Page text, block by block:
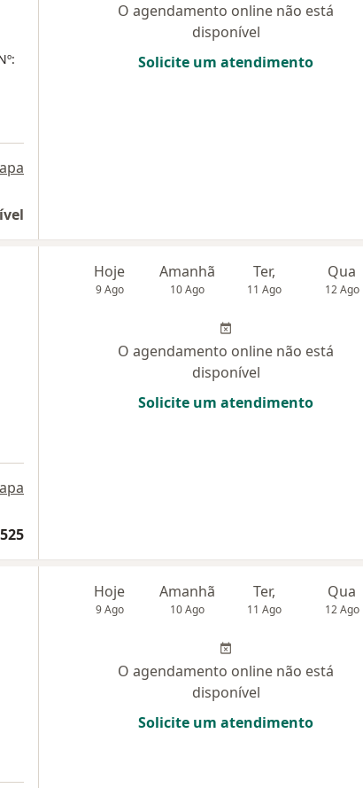
O agendamento online não está
disponível
Solicite um atendimento
Hoje
9 Ago
Amanhã
10 Ago
Ter,
11 Ago
Qua
12 Ago
O agendamento online não está
disponível
Solicite um atendimento
Hoje
9 Ago
Amanhã
10 Ago
Ter,
11 Ago
Qua
12 Ago
O agendamento online não está
disponível
Solicite um atendimento